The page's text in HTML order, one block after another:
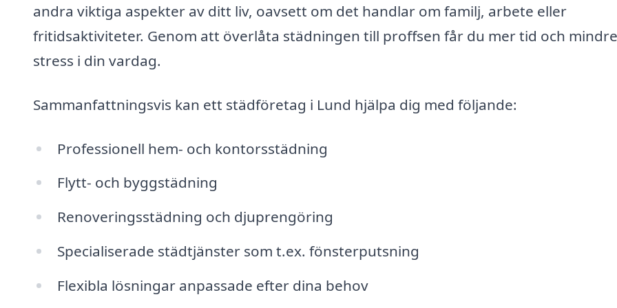
andra viktiga aspekter av ditt liv, oavsett om det handlar om familj, arbete eller
fritidsaktiviteter. Genom att överlåta städningen till proffsen får du mer tid och mindre
stress i din vardag.
Sammanfattningsvis kan ett städföretag i Lund hjälpa dig med följande:
Professionell hem- och kontorsstädning
Flytt- och byggstädning
Renoveringsstädning och djuprengöring
Specialiserade städtjänster som t.ex. fönsterputsning
Flexibla lösningar anpassade efter dina behov